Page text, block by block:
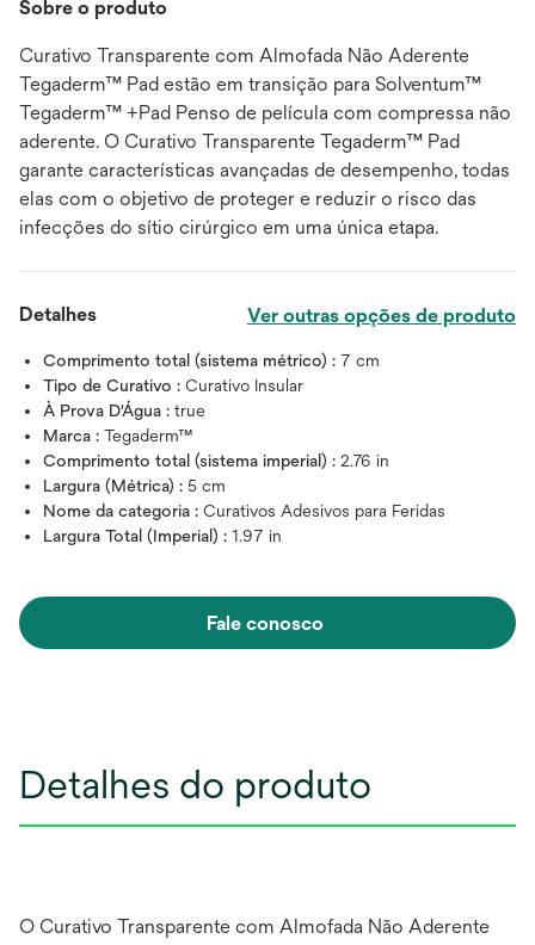
Sobre o produto
Curativo Transparente com Almofada Não Aderente
Tegaderm™ Pad estão em transição para Solventum™
Tegaderm™ +Pad Penso de película com compressa não
aderente. O Curativo Transparente Tegaderm™ Pad
garante características avançadas de desempenho, todas
elas com o objetivo de proteger e reduzir o risco das
infecções do sítio cirúrgico em uma única etapa.
Detalhes Ver outras opções de produto
Comprimento total (sistema métrico) : 7 cm
Tipo de Curativo : Curativo Insular
À Prova D'Água : true
Marca : Tegaderm™
Comprimento total (sistema imperial) : 2.76 in
Largura (Métrica) : 5 cm
Nome da categoria : Curativos Adesivos para Feridas
Largura Total (Imperial) : 1.97 in
Fale conosco
Detalhes do produto
O Curativo Transparente com Almofada Não Aderente